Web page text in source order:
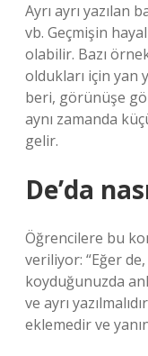
Ayrı ayrı yazılan
vb. Geçmişin
olabilir. Bazı
oldukları için yan
beri, görünüşe
aynı zamanda
gelir.
De’da
Öğrencilere bu
veriliyor: “Eğer
koyduğunuzda
ve ayrı
eklemedir ve